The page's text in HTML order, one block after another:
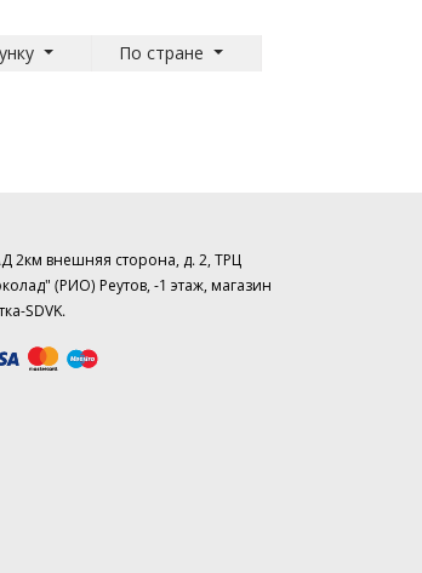
По стране
2км внешняя сторона, д. 2, ТРЦ
(РИО) Реутов, -1 этаж, магазин
SDVK.